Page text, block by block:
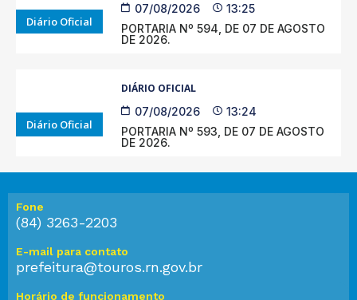
Diário Oficial
07/08/2026
13:25
PORTARIA Nº 594, DE 07 DE AGOSTO
DE 2026.
Diário Oficial
DIÁRIO OFICIAL
07/08/2026
13:24
PORTARIA Nº 593, DE 07 DE AGOSTO
DE 2026.
Fone
(84) 3263-2203
E-mail para contato
prefeitura@touros.rn.gov.br
Horário de funcionamento